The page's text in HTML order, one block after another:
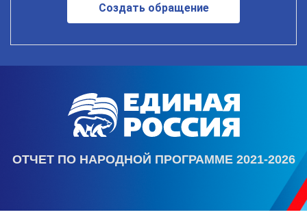
Создать обращение
ОТЧЕТ ПО НАРОДНОЙ ПРОГРАММЕ 2021-2026